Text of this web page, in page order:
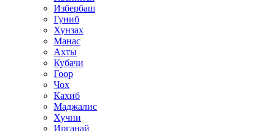
Избербаш
Гуниб
Хунзах
Манас
Ахты
Кубачи
Гоор
Чох
Кахиб
Маджалис
Хучни
Ирганай